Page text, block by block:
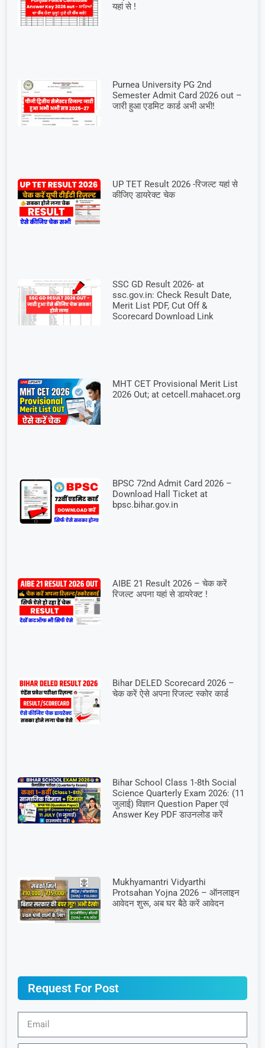
यहां से !
Purnea University PG 2nd
Semester Admit Card 2026 out –
जारी हुआ एडमिट कार्ड अभी अभी!
UP TET Result 2026 -रिजल्ट यहां से
कीजिए डायरेक्ट चेक
SSC GD Result 2026- at
ssc.gov.in: Check Result Date,
Merit List PDF, Cut Off &
Scorecard Download Link
MHT CET Provisional Merit List
2026 Out; at cetcell.mahacet.org
BPSC 72nd Admit Card 2026 –
Download Hall Ticket at
bpsc.bihar.gov.in
AIBE 21 Result 2026 – चेक करें
रिजल्ट अपना यहां से डायरेक्ट !
Bihar DELED Scorecard 2026 –
चेक करें ऐसे अपना रिजल्ट स्कोर कार्ड
Bihar School Class 1-8th Social
Science Quarterly Exam 2026: (11
जुलाई) विज्ञान Question Paper एवं
Answer Key PDF डाउनलोड करें
Mukhyamantri Vidyarthi
Protsahan Yojna 2026 – ऑनलाइन
आवेदन शुरू, अब घर बैठे करें आवेदन
Request For Post